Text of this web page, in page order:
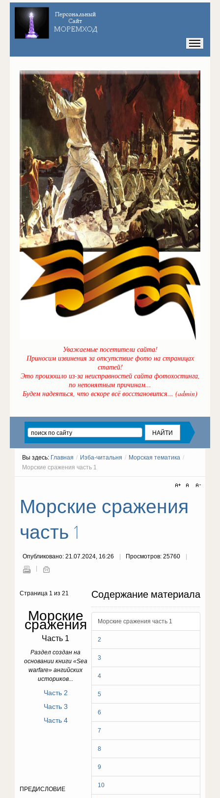
Уважаемые посетители сайта!
Приносим извинения за отсутствие фото на страницах
статей!
Это произошло из-за неисправностей сайта фотохостинга,
по непонятным причинам...
Будем надеяться, что вскоре всё восстановится... (admin)
Вы здесь: Главная / Изба-читальня / Морская тематика /
Морские сражения часть 1
Морские сражения
часть 1
Опубликовано: 21.07.2024, 16:26 Просмотров: 25760
Содержание материала
Морские сражения часть 1
2
3
4
5
6
7
8
9
10
Страница 1 из 21
Морские
сражения
Часть 1
Раздел создан на
основании книги «Sea
warfare» ангийских
историков...
Часть 2
Часть 3
Часть 4
ПРЕДИСЛОВИЕ